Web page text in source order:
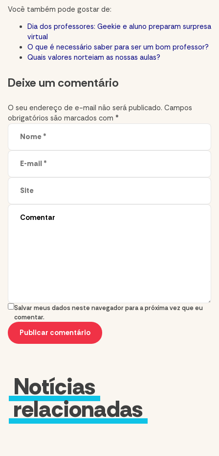
Você também pode gostar de:
Dia dos professores: Geekie e aluno preparam surpresa
virtual
O que é necessário saber para ser um bom professor?
Quais valores norteiam as nossas aulas?
Comment
section
Deixe um comentário
O seu endereço de e-mail não será publicado. Campos
obrigatórios são marcados com *
Salvar meus dados neste navegador para a próxima vez que eu
comentar.
Notícias
relacionadas